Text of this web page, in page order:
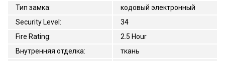
Тип замка:
кодовый электронный
Security Level :
34
Fire Rating:
2.5 Hour
Внутренняя отделка:
ткань